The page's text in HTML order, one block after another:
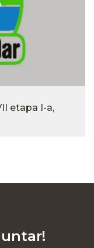
etapa I-a,